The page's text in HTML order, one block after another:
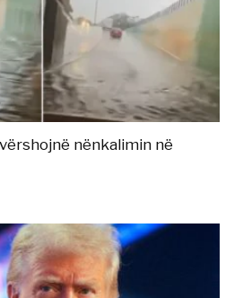
nënkalimin në